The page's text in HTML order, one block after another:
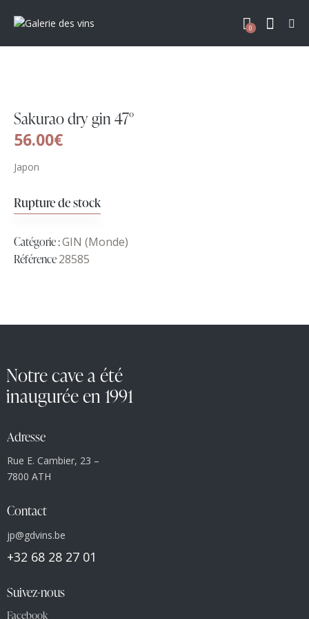
0
Sakurao dry gin 47°
56.00€
Japon
Rupture de stock
Catégorie :GIN (Monde)
Référence28585
Notre cave a été
inaugurée en 1991
Adresse
Rue E. Cambier, 23 –
7800 ATH
Contact
jp@gdvins.be
+32 68 28 27 01
Suivez-nous
Facebook